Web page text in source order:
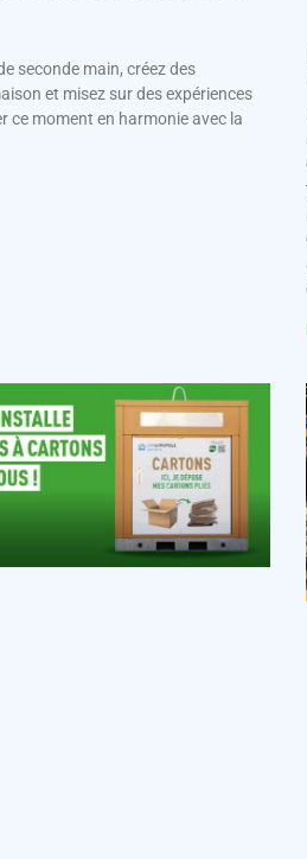
seconde main, créez des
et misez sur des expériences
ce moment en harmonie avec la